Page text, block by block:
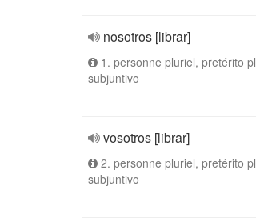
nosotros [librar]
1. personne pluriel, pretérito
subjuntivo
vosotros [librar]
2. personne pluriel, pretérito
subjuntivo